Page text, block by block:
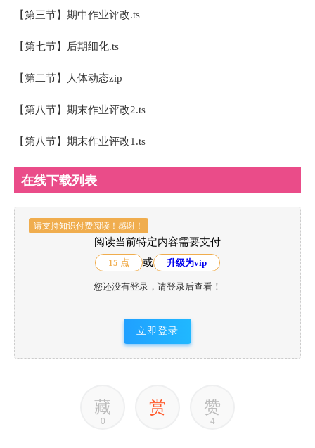
【第三节】期中作业评改.ts
【第七节】后期细化.ts
【第二节】人体动态zip
【第八节】期末作业评改2.ts
【第八节】期末作业评改1.ts
在线下载列表
请支持知识付费阅读！感谢！
阅读当前特定内容需要支付
15 点 或 升级为vip
您还没有登录，请登录后查看！
立即登录
藏
0
赏 赞
4